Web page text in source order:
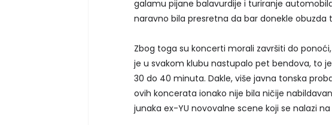
galamu pijane balavurdije i turiranje
naravno bila presretna da bar donekle
Zbog toga su koncerti morali završiti do
je u svakom klubu nastupalo pet bendova, to
30 do 40 minuta. Dakle, više javna tonska
ovih koncerata ionako nije bila ničije
junaka ex-YU novovalne scene koji se nalazi na